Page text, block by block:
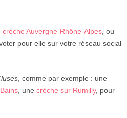
crèche Auvergne-Rhône-Alpes , ou
pour elle sur votre réseau social
, comme par exemple : une
, une crèche sur Rumilly, pour